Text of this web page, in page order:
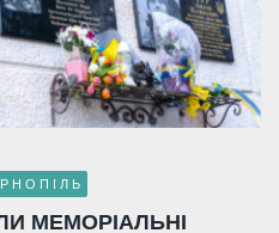
МЕМОРІАЛЬНІ